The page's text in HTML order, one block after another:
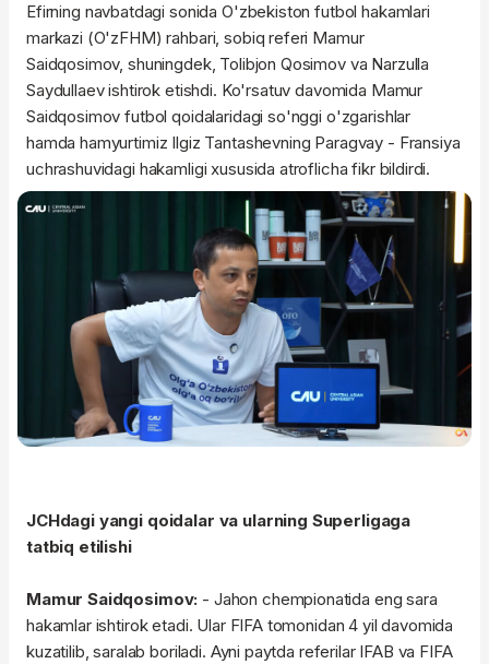
Efirning navbatdagi sonida O'zbekiston futbol hakamlari
markazi (O'zFHM) rahbari, sobiq referi Mamur
Saidqosimov, shuningdek, Tolibjon Qosimov va Narzulla
Saydullaev ishtirok etishdi. Ko'rsatuv davomida Mamur
Saidqosimov futbol qoidalaridagi so'nggi o'zgarishlar
hamda hamyurtimiz Ilgiz Tantashevning Paragvay - Fransiya
uchrashuvidagi hakamligi xususida atroflicha fikr bildirdi.
JCHdagi yangi qoidalar va ularning Superligaga
tatbiq etilishi
Mamur Saidqosimov: - Jahon chempionatida eng sara
hakamlar ishtirok etadi. Ular FIFA tomonidan 4 yil davomida
kuzatilib, saralab boriladi. Ayni paytda referilar IFAB va FIFA